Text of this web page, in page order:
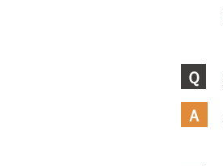
Ｑ
Ａ